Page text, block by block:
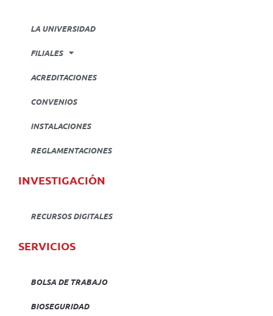
LA UNIVERSIDAD
FILIALES
ACREDITACIONES
CONVENIOS
INSTALACIONES
REGLAMENTACIONES
INVESTIGACIÓN
RECURSOS DIGITALES
SERVICIOS
BOLSA DE TRABAJO
BIOSEGURIDAD